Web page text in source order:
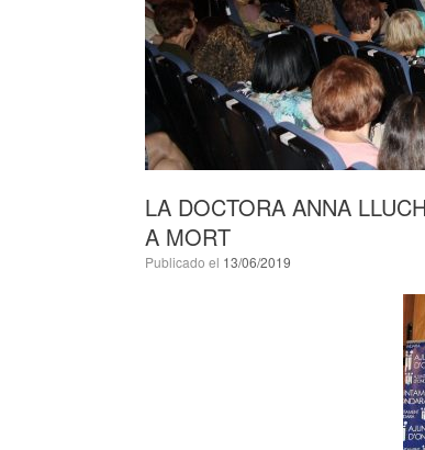
LA DOCTORA ANNA
A MORT
Publicado el 13/06/2019